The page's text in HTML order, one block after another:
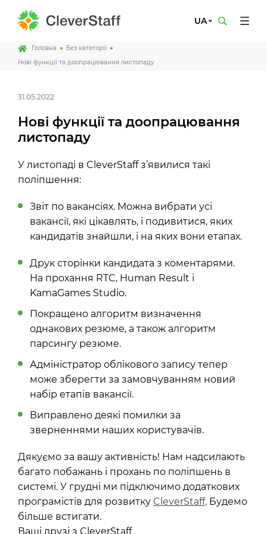
UA
Головна
Без категорії
Нові функції та доопрацювання листопаду
31.05.2022
Нові функції та доопрацювання
листопаду
У листопаді в CleverStaff з’явилися такі
поліпшення:
Звіт по вакансіях. Можна вибрати усі
вакансії, які цікавлять, і подивитися, яких
кандидатів знайшли, і на яких вони етапах.
Друк сторінки кандидата з коментарями.
На прохання RTC, Human Result і
KamaGames Studio.
Покращено алгоритм визначення
однакових резюме, а також алгоритм
парсингу резюме.
Адміністратор облікового запису тепер
може зберегти за замовчуванням новий
набір етапів вакансії.
Виправлено деякі помилки за
зверненнями наших користувачів.
Дякуємо за вашу активність! Нам надсилають
багато побажань і прохань по поліпшень в
системі. У грудні ми підключимо додаткових
програмістів для розвитку CleverStaff. Будемо
більше встигати.
Ваші друзі з CleverStaff